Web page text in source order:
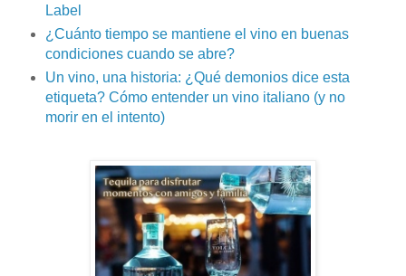
Label
¿Cuánto tiempo se mantiene el vino en buenas
condiciones cuando se abre?
Un vino, una historia: ¿Qué demonios dice esta
etiqueta? Cómo entender un vino italiano (y no
morir en el intento)